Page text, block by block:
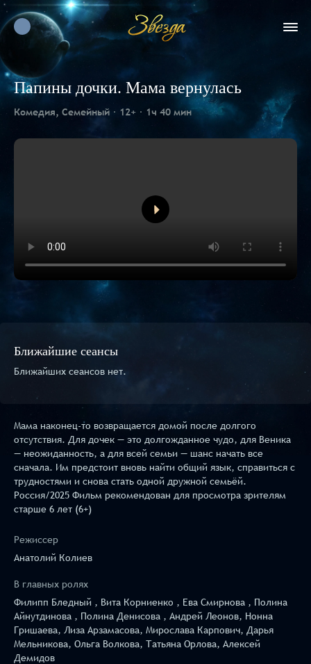
Папины дочки. Мама вернулась
Комедия, Семейный 12+ 1ч 40 мин
Ближайшие сеансы
Ближайших сеансов нет.
Мама наконец-то возвращается домой после долгого
отсутствия. Для дочек — это долгожданное чудо, для Веника
— неожиданность, а для всей семьи — шанс начать все
сначала. Им предстоит вновь найти общий язык, справиться с
трудностями и снова стать одной дружной семьёй.
Россия/2025 Фильм рекомендован для просмотра зрителям
старше 6 лет (6+)
Режиссер
Анатолий Колиев
В главных ролях
Филипп Бледный , Вита Корниенко , Ева Смирнова , Полина
Айнутдинова , Полина Денисова , Андрей Леонов, Нонна
Гришаева, Лиза Арзамасова, Мирослава Карпович, Дарья
Мельникова, Ольга Волкова, Татьяна Орлова, Алексей
Демидов